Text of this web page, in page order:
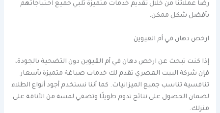
رضا عملائنا من خلال تقديم خدمات متميزة تلبي جميع احتياجاتهم
بأفضل شكل ممكن.
ارخص دهان في أم القيوين
إذا كنت تبحث عن ارخص دهان في أم القيوين دون التضحية بالجودة،
فإن شركة البيت العصري تقدم لك خدمات صباغة متميزة بأسعار
تنافسية تناسب جميع الميزانيات. كما أننا نستخدم أجود أنواع الطلاء
لضمان الحصول على نتائج تدوم طويلًا وتضفي لمسة من الأناقة على
منزلك.